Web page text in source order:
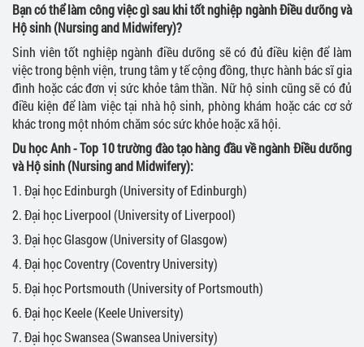
Bạn có thể làm công việc gì sau khi tốt nghiệp ngành Điều dưỡng và
Hộ sinh (Nursing and Midwifery)?
Sinh viên tốt nghiệp ngành điều dưỡng sẽ có đủ điều kiện để làm
việc trong bệnh viện, trung tâm y tế cộng đồng, thực hành bác sĩ gia
đình hoặc các đơn vị sức khỏe tâm thần. Nữ hộ sinh cũng sẽ có đủ
điều kiện để làm việc tại nhà hộ sinh, phòng khám hoặc các cơ sở
khác trong một nhóm chăm sóc sức khỏe hoặc xã hội.
Du học Anh - Top 10 trường đào tạo hàng đầu về ngành Điều dưỡng
và Hộ sinh (Nursing and Midwifery):
1. Đại học Edinburgh (University of Edinburgh)
2. Đại học Liverpool (University of Liverpool)
3. Đại học Glasgow (University of Glasgow)
4. Đại học Coventry (Coventry University)
5. Đại học Portsmouth (University of Portsmouth)
6. Đại học Keele (Keele University)
7. Đại học Swansea (Swansea University)